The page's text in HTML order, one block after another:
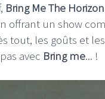
Bring Me The Horizon
offrant un show
tout, les goûts et
avec Bring me... !